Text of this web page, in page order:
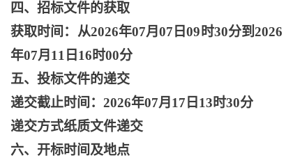
四、招标文件的获取
获取时间：从2026年07月07日09时30分到2026
年07月11日16时00分
五、投标文件的递交
递交截止时间： 2026年07月17日13时30分
递交方式纸质文件递交
六、开标时间及地点